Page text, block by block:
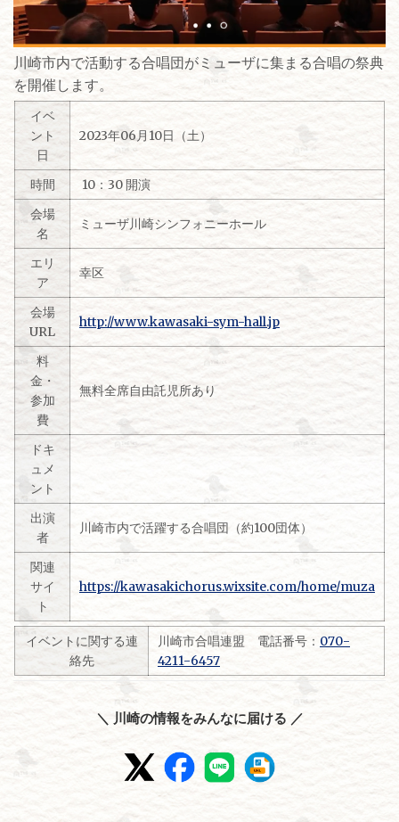
川崎市内で活動する合唱団がミューザに集まる合唱の祭典
を開催します。
イベ
ント
日
2023年06月10日（土）
時間
10：30 開演
会場
名
ミューザ川崎シンフォニーホール
エリ
ア
幸区
会場
URL
http://www.kawasaki-sym-hall.jp
料
金・
参加
費
無料全席自由託児所あり
ドキ
ュメ
ント
出演
者
川崎市内で活躍する合唱団（約100団体）
関連
サイ
ト
https://kawasakichorus.wixsite.com/home/muza
イベントに関する連
絡先
川崎市合唱連盟 電話番号： 070-
4211-6457
＼ 川崎の情報をみんなに届ける ／